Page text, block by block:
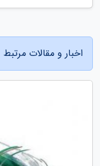
اخبار و مقالات مرتبط